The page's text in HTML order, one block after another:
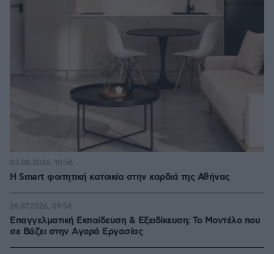
Η Smart φοιτητική κατοικία στην καρδιά της Αθήνας
03.08.2026, 10:56
Επαγγελματική Εκπαίδευση & Εξειδίκευση: Το Mοντέλο που
σε Bάζει στην Aγορά Eργασίας
26.07.2026, 09:54